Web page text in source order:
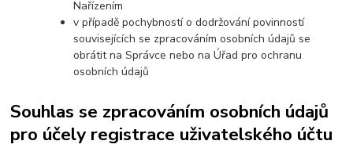
Nařízením
v případě pochybností o dodržování povinností
souvisejících se zpracováním osobních údajů se
obrátit na Správce nebo na Úřad pro ochranu
osobních údajů
Souhlas se zpracováním osobních údajů
pro účely registrace uživatelského účtu